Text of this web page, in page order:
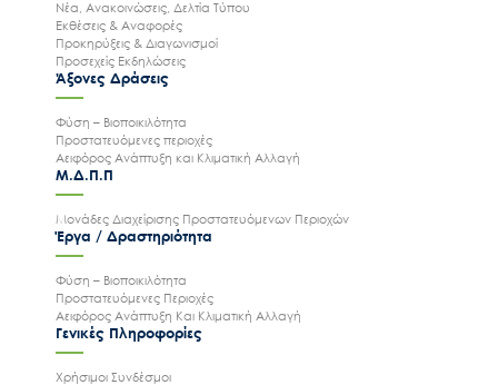
Νέα, Ανακοινώσεις, Δελτία Τύπου
Εκθέσεις & Αναφορές
Προκηρύξεις & Διαγωνισμοί
Προσεχείς Εκδηλώσεις
Άξονες Δράσεις
Φύση – Βιοποικιλότητα
Προστατευόμενες περιοχές
Αειφόρος Ανάπτυξη και Κλιματική Αλλαγή
Μ.Δ.Π.Π
Μονάδες Διαχείρισης Προστατευόμενων Περιοχών
Έργα / Δραστηριότητα
Φύση – Βιοποικιλότητα
Προστατευόμενες Περιοχές
Αειφόρος Ανάπτυξη Και Κλιματική Αλλαγή
Γενικές Πληροφορίες
Χρήσιμοι Συνδέσμοι